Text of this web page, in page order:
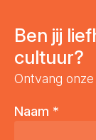
Ben jij
cultuur?
Ontvang
Naam *